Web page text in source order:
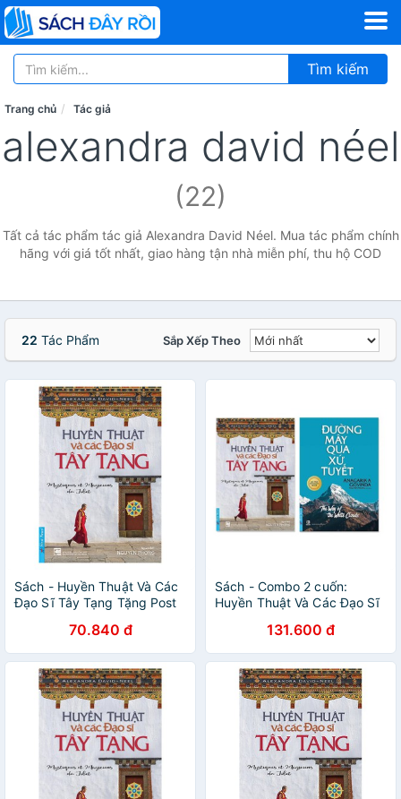
Tìm kiếm
Trang chủ Tác giả
alexandra david néel
(22)
Tất cả tác phẩm tác giả Alexandra David Néel. Mua tác phẩm chính
hãng với giá tốt nhất, giao hàng tận nhà miễn phí, thu hộ COD
22 Tác Phẩm Sắp Xếp Theo
Sách - Huyền Thuật Và Các
Đạo Sĩ Tây Tạng Tặng Post
70.840 đ
Sách - Combo 2 cuốn:
Huyền Thuật Và Các Đạo Sĩ
131.600 đ